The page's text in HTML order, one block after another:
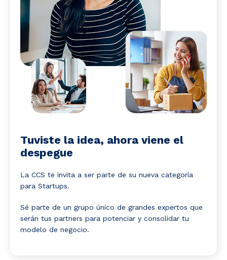
Tuviste la idea, ahora viene el
despegue
La CCS te invita a ser parte de su nueva categoría
para Startups.
Sé parte de un grupo único de grandes expertos que
serán tus partners para potenciar y consolidar tu
modelo de negocio.